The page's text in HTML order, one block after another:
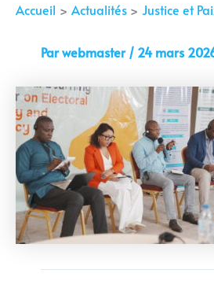
Accueil Actualités Justice et
Parwebmaster/ 24 mars